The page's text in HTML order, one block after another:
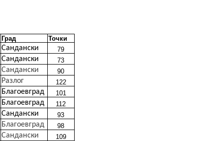
Град Точки
Сандански 79
Сандански 73
Сандански 90
Разлог 122
Благоевград 101
Благоевград 112
Сандански 93
Благоевград 98
Сандански 109